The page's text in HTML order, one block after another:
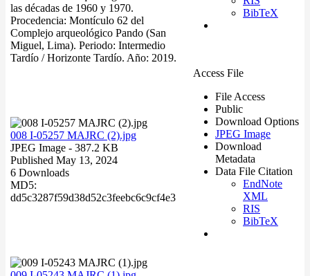
las décadas de 1960 y 1970.
Procedencia: Montículo 62 del
Complejo arqueológico Pando (San
Miguel, Lima). Periodo: Intermedio
Tardío / Horizonte Tardío. Año: 2019.
BibTeX
008 I-05257 MAJRC (2).jpg
JPEG Image - 387.2 KB
Published May 13, 2024
6 Downloads
MD5:
dd5c3287f59d38d52c3feebc6c9cf4e3
Access File
File Access
Public
Download Options
JPEG Image
Download
Metadata
Data File Citation
EndNote
XML
RIS
BibTeX